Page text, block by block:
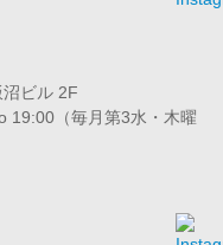
ビル 2F
（毎月第3水・木曜